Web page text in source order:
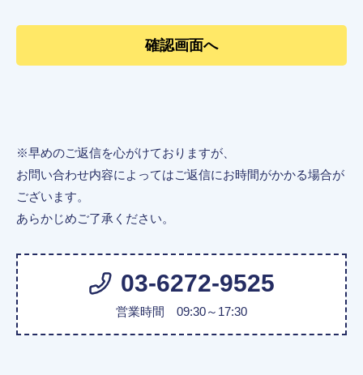
※早めのご返信を心がけておりますが、
お問い合わせ内容によってはご返信にお時間がかかる場合が
ございます。
あらかじめご了承ください。
03-6272-9525
営業時間 09:30～17:30